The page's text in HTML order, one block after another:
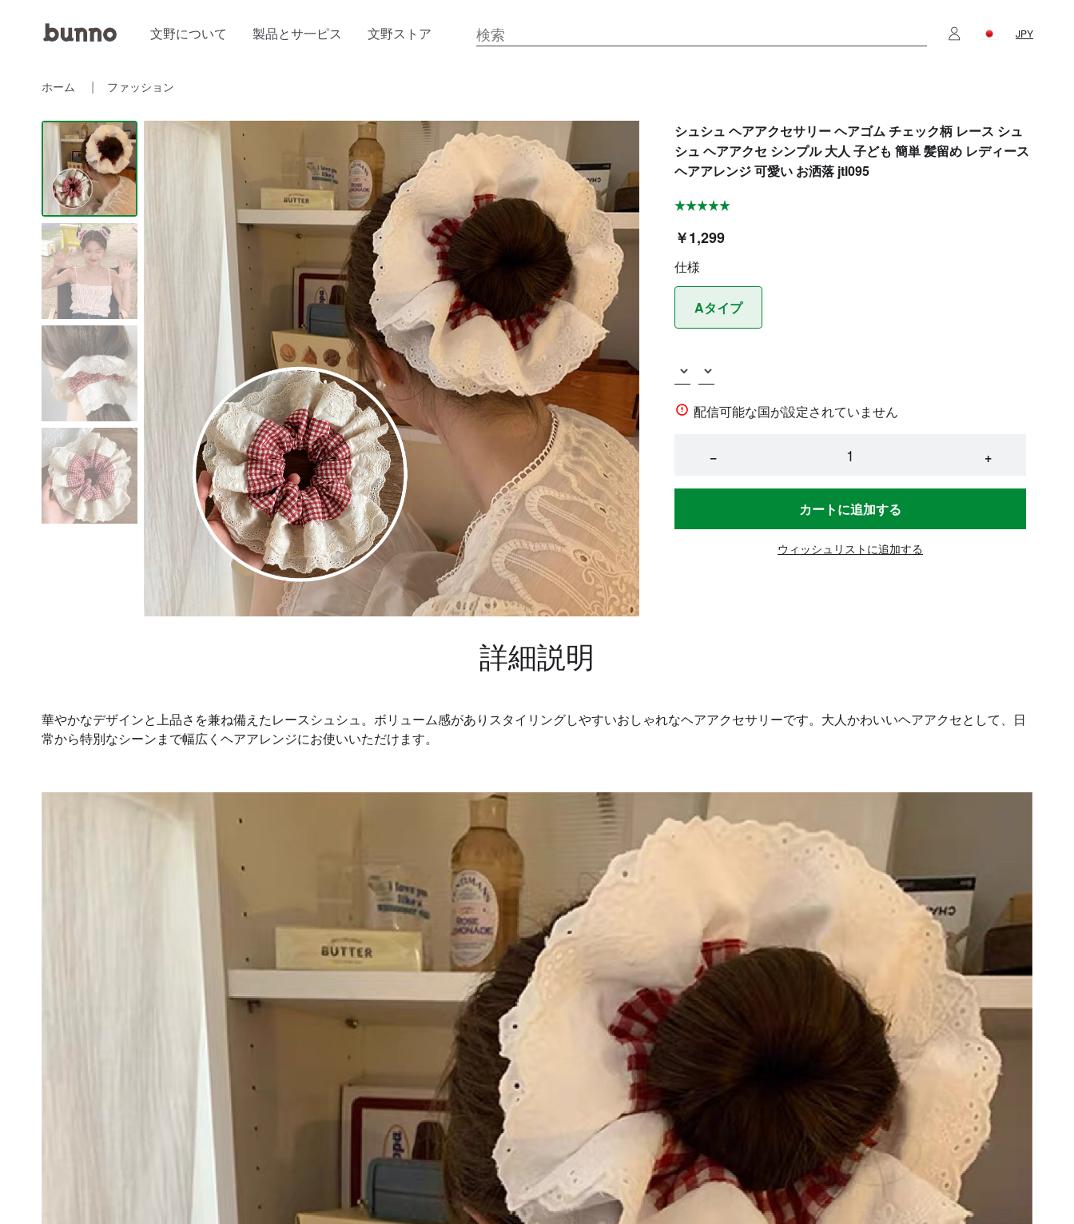
文野について 製品とサ一ピス 文野ストア JPY
ホーム ファッション
シュシュ ヘアアクセサリー ヘアゴム チェック柄 レース シュ
シュ ヘアアクセ シンプル 大人 子ども 簡単 髪留め レディース
ヘアアレンジ 可愛い お洒落 jtl095
￥1,299
仕様
Aタイプ
配信可能な国が設定されていません
− +
カートに追加する
ウィッシュリストに追加する
詳細説明
華やかなデザインと上品さを兼ね備えたレースシュシュ。ボリューム感がありスタイリングしやすいおしゃれなヘアアクセサリーです。大人かわいいヘアアクセとして、日
常から特別なシーンまで幅広くヘアアレンジにお使いいただけます。